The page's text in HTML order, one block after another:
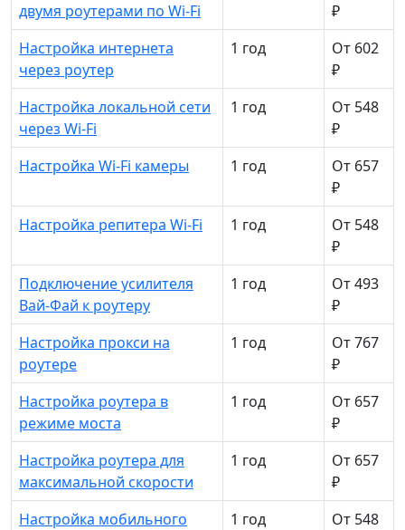
двумя роутерами по Wi-Fi
₽
Настройка интернета
через роутер
1 год
От 602
₽
Настройка локальной сети
через Wi-Fi
1 год
От 548
₽
Настройка Wi-Fi камеры
1 год
От 657
₽
Настройка репитера Wi-Fi
1 год
От 548
₽
Подключение усилителя
Вай-Фай к роутеру
1 год
От 493
₽
Настройка прокси на
роутере
1 год
От 767
₽
Настройка роутера в
режиме моста
1 год
От 657
₽
Настройка роутера для
максимальной скорости
1 год
От 657
₽
Настройка мобильного
1 год
От 548